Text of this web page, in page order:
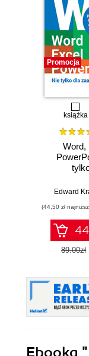
Promocja
książka
Word,
Edward
(44,50 zł
89.00zł